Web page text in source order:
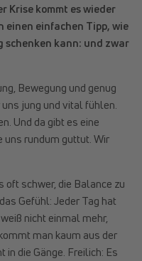
Krise kommt es wieder
einen einfachen Tipp, wie
schenken kann: und zwar
Bewegung und genug
jung und vital fühlen.
Und da gibt es eine
uns rundum guttut. Wir
oft schwer, die Balance zu
Gefühl: Jeder Tag hat
nicht einmal mehr,
man kaum aus der
in die Gänge. Freilich: Es